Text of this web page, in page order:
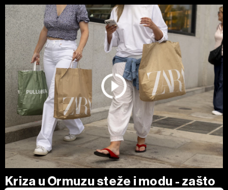
Kriza u Ormuzu steže i modu - zašto